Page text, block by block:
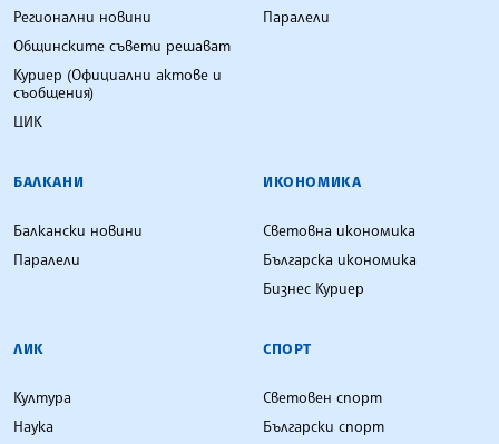
Регионални новини
Общинските съвети решават
Куриер (Официални актове и
съобщения)
ЦИК
Паралели
БАЛКАНИ
Балкански новини
Паралели
ИКОНОМИКА
Световна икономика
Българска икономика
Бизнес Куриер
ЛИК
Култура
Наука
СПОРТ
Световен спорт
Български спорт